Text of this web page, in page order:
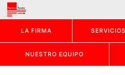
LA FIRMA SERVICIOS
NUESTRO EQUIPO